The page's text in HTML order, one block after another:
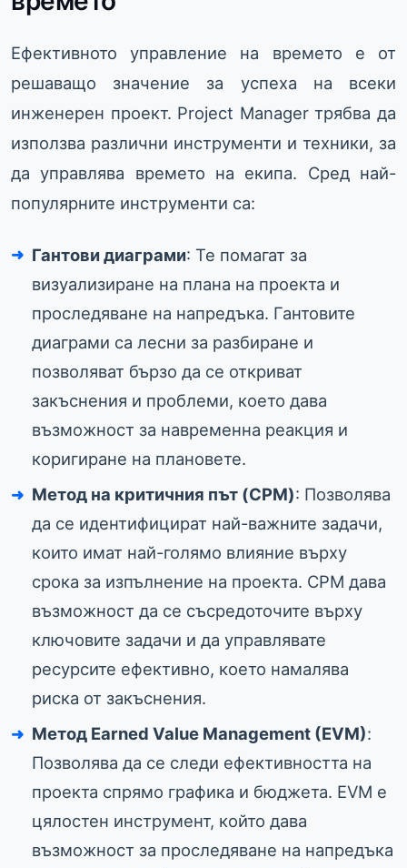
Ефективното управление на времето е от
решаващо значение за успеха на всеки
инженерен проект. Project Manager трябва да
използва различни инструменти и техники, за
да управлява времето на екипа. Сред най-
популярните инструменти са:
Гантови диаграми: Те помагат за
визуализиране на плана на проекта и
проследяване на напредъка. Гантовите
диаграми са лесни за разбиране и
позволяват бързо да се откриват
закъснения и проблеми, което дава
възможност за навременна реакция и
коригиране на плановете.
Метод на критичния път (CPM): Позволява
да се идентифицират най-важните задачи,
които имат най-голямо влияние върху
срока за изпълнение на проекта. CPM дава
възможност да се съсредоточите върху
ключовите задачи и да управлявате
ресурсите ефективно, което намалява
риска от закъснения.
Метод Earned Value Management (EVM):
Позволява да се следи ефективността на
проекта спрямо графика и бюджета. EVM е
цялостен инструмент, който дава
възможност за проследяване на напредъка